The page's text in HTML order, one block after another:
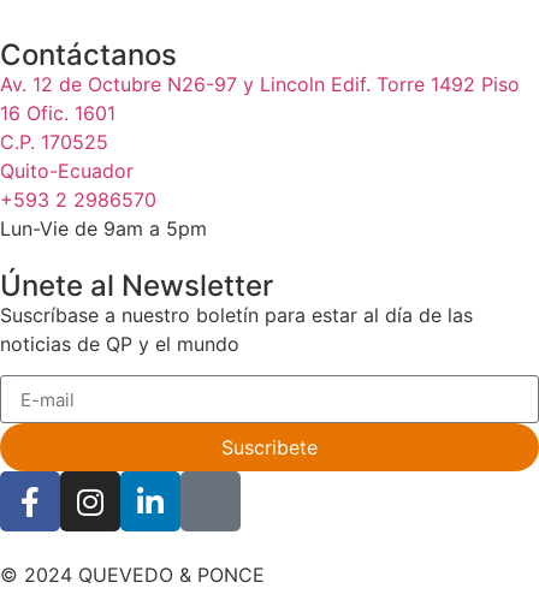
Contáctanos
Av. 12 de Octubre N26-97 y Lincoln Edif. Torre 1492 Piso
16 Ofic. 1601
C.P. 170525
Quito-Ecuador
+593 2 2986570
Lun-Vie de 9am a 5pm
Únete al Newsletter
Suscríbase a nuestro boletín para estar al día de las
noticias de QP y el mundo
Suscribete
© 2024 QUEVEDO & PONCE